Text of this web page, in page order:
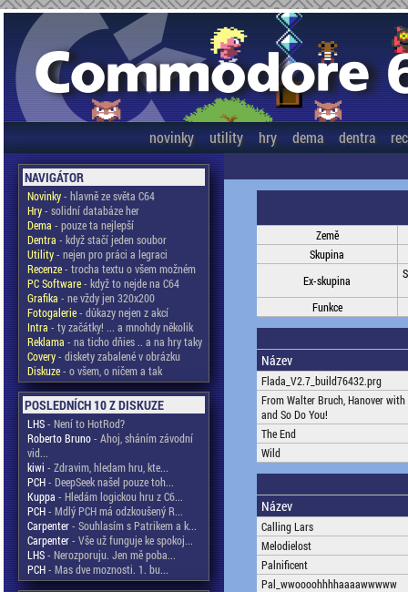
novinky utility hry dema dentra
NAVIGÁTOR
Novinky- hlavně ze světa C64
Hry- solidní databáze her
Dema - pouze ta nejlepší
Dentra - když stačí jeden soubor
Utility- nejen pro práci a legraci
Recenze- trocha textu o všem možném
PC Software- když to nejde na C64
Grafika - ne vždy jen 320x200
Fotogalerie- důkazy nejen z akcí
Intra - ty začátky! ... a mnohdy několik
Reklama - na ticho dňies .. a na hry taky
Covery- diskety zabalené v obrázku
Diskuze- o všem, o ničem a tak
POSLEDNÍCH 10 Z DISKUZE
LHS- Není to HotRod?
Roberto Bruno- Ahoj, sháním závodní
vid...
kiwi - Zdravim, hledam hru, kte...
PCH- DeepSeek našel pouze toh...
Kuppa - Hledám logickou hru z C6...
PCH- Mdlý PCH má odzkoušený R...
Carpenter- Souhlasím s Patrikem a k...
Carpenter- Vše už funguje ke spokoj...
LHS- Nerozporuju. Jen mě poba...
PCH- Mas dve moznosti. 1. bu...
Země
Skupina
Ex-skupina
Funkce
Název
Flada_V2.7_build76432.prg
From Walter Bruch, Hanover with
and So Do You!
The End
Wild
Název
Calling Lars
Melodielost
Palnificent
Pal_wwoooohhhhaaaawwwww